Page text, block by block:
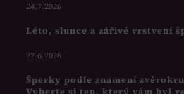
24.7.2026
Léto, slunce a zářivé vrstvení
22.6.2026
Šperky podle znamení